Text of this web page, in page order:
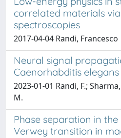
correlated materials
spectroscopies
2017-04-04 Randi, Francesco
Neural signal
Caenorhabditis elegans
2023-01-01 Randi, F.;
M.
Phase separation in
Verwey transition in